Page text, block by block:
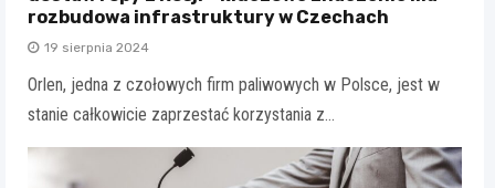
rozbudowa infrastruktury w Czechach
19 sierpnia 2024
Orlen, jedna z czołowych firm paliwowych w Polsce, jest w
stanie całkowicie zaprzestać korzystania z…